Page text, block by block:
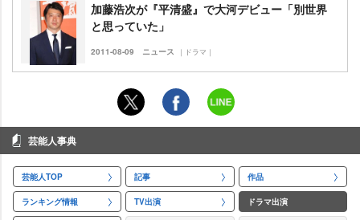
加藤浩次が『平清盛』で大河デビュー「別世界
と思っていた」
2011-08-09 ニュース ｜ドラマ｜
芸能人事典
芸能人TOP 記事 作品
ランキング情報 TV出演 ドラマ出演